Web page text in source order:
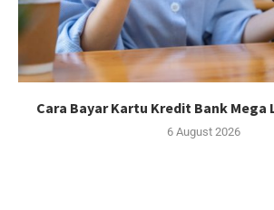
Cara Bayar Kartu Kredit Bank Mega
6 August 2026